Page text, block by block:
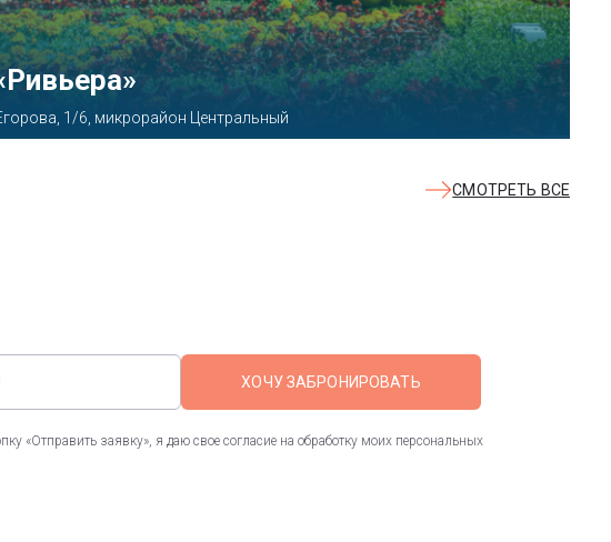
«АКВАЛОО»
78б
СМОТРЕТЬ ВСЕ
ХОЧУ ЗАБРОНИРОВАТЬ
«Отправить заявку», я даю свое согласие на обработку моих персональных